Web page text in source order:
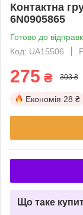
Контактна
6N0905865
Готово до
Код: UA15506
275 ₴ 303 ₴
Економія 28 ₴
Що таке